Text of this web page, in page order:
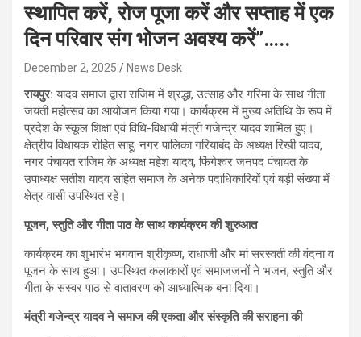
स्थापित करें, रोज पूजा करें और सप्ताह में एक
दिन परिवार संग भोजन अवश्य करें”…..
December 2, 2025 News Desk
रायपुर:यादव समाज द्वारा राजिम में श्रद्धा, उत्साह और गरिमा के साथ गीता
जयंती महोत्सव का आयोजन किया गया। कार्यक्रम में मुख्य अतिथि के रूप में
प्रदेश के स्कूल शिक्षा एवं विधि-विधायी मंत्री गजेन्द्र यादव शामिल हुए।
क्षेत्रीय विधायक रोहित साहू, नगर पालिका गरियाबंद के अध्यक्ष रिखी यादव,
नगर पंचायत राजिम के अध्यक्ष महेश यादव, फिंगेश्वर जनपद पंचायत के
उपाध्यक्ष सतीश यादव सहित समाज के अनेक पदाधिकारियों एवं बड़ी संख्या में
क्षेत्र वासी उपस्थित रहे।
पूजन, स्तुति और गीता पाठ के साथ कार्यक्रम की शुरुआत
कार्यक्रम का शुभारंभ भगवान श्रीकृष्ण, राधाजी और मां सरस्वती की वंदना व
पूजन के साथ हुआ। उपस्थित कलाकारों एवं समाजजनों ने भजन, स्तुति और
गीता के सस्वर पाठ से वातावरण को आध्यात्मिक बना दिया।
मंत्री गजेन्द्र यादव ने समाज की एकता और संस्कृति की सराहना की